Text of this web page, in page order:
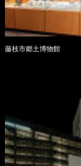
藤枝市郷土博物館